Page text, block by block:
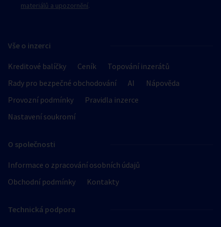
Vše o inzerci
Kreditové balíčky Ceník
Topování inzerátů
Rady pro bezpečné obchodování
AI
Nápověda
Provozní podmínky
Pravidla inzerce
Nastavení soukromí
O společnosti
Informace o zpracování osobních údajů
Obchodní podmínky
Kontakty
Technická podpora
materiálů a upozornění.